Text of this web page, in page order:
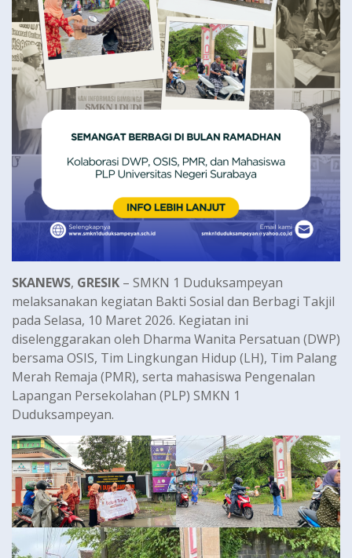
SKANEWS, GRESIK – SMKN 1 Duduksampeyan
melaksanakan kegiatan Bakti Sosial dan Berbagi Takjil
pada Selasa, 10 Maret 2026. Kegiatan ini
diselenggarakan oleh Dharma Wanita Persatuan (DWP)
bersama OSIS, Tim Lingkungan Hidup (LH), Tim Palang
Merah Remaja (PMR), serta mahasiswa Pengenalan
Lapangan Persekolahan (PLP) SMKN 1
Duduksampeyan.